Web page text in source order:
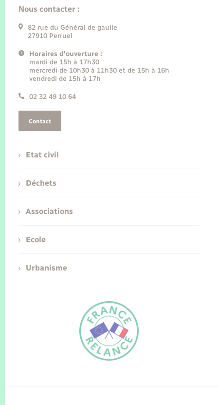
Nous contacter :
82 rue du Général de gaulle
27910 Perruel
Horaires d'ouverture :
mardi de 15h à 17h30
mercredi de 10h30 à 11h30 et de 15h à 16h
vendredi de 15h à 17h
02 32 49 10 64
Contact
Etat civil
Déchets
Associations
Ecole
Urbanisme